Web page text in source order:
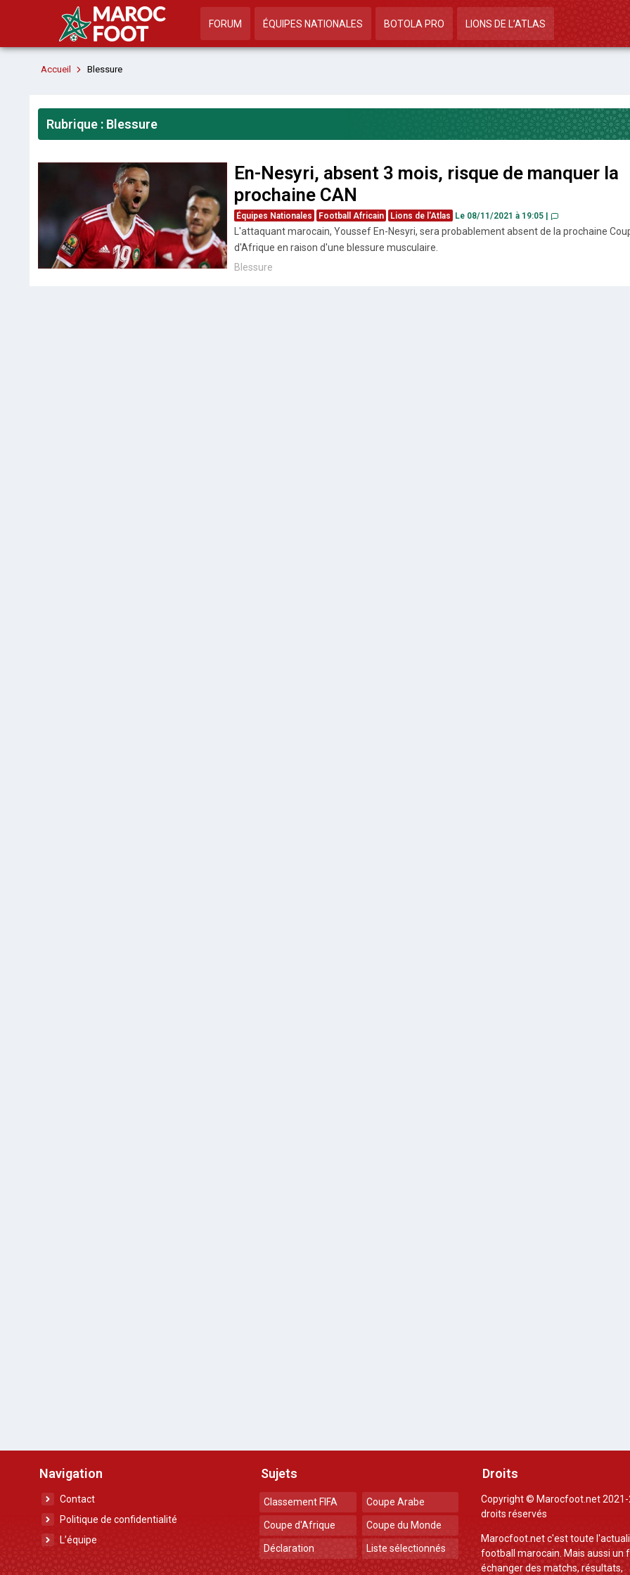
FORUM ÉQUIPES NATIONALES BOTOLA PRO LIONS DE L’ATLAS
Accueil Blessure
Rubrique : Blessure
En-Nesyri, absent 3 mois, risque de manquer la
prochaine CAN
Équipes Nationales Football Africain Lions de l'Atlas Le 08/11/2021 à 19:05
L'attaquant marocain, Youssef En-Nesyri, sera probablement absent de la prochaine
d'Afrique en raison d'une blessure musculaire.
Blessure
Navigation
Contact
Politique de confidentialité
L’équipe
Sujets
Classement FIFA Coupe Arabe
Coupe d'Afrique Coupe du Monde
Déclaration Liste sélectionnés
Droits
Copyright © Marocfoot.net 2021-
droits réservés
Marocfoot.net c'est toute
football marocain. Mais aussi un
échanger des matchs, résultats,